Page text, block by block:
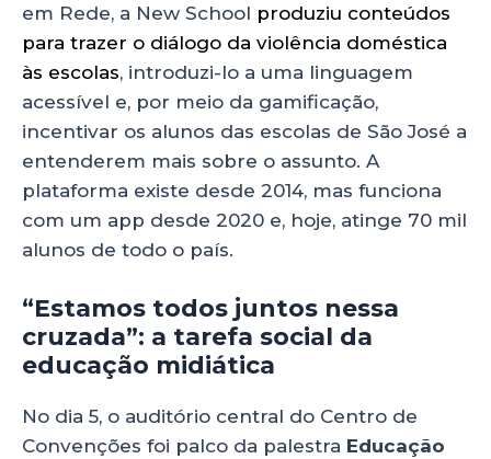
em Rede, a New School produziu conteúdos
para trazer o diálogo da violência doméstica
às escolas, introduzi-lo a uma linguagem
acessível e, por meio da gamificação,
incentivar os alunos das escolas de São José a
entenderem mais sobre o assunto. A
plataforma existe desde 2014, mas funciona
com um app desde 2020 e, hoje, atinge 70 mil
alunos de todo o país.
“Estamos todos juntos nessa
cruzada”: a tarefa social da
educação midiática
No dia 5, o auditório central do Centro de
Convenções foi palco da palestra Educação